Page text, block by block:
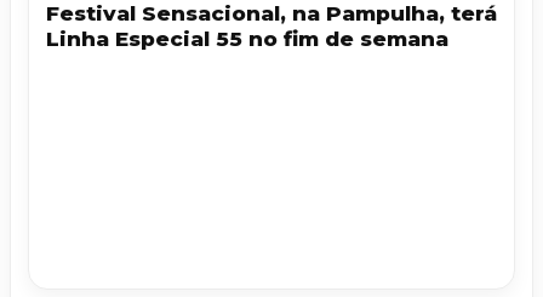
Festival Sensacional, na Pampulha, terá
Linha Especial 55 no fim de semana